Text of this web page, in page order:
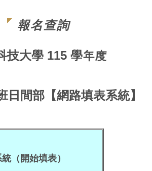
報名查詢
技大學 115 學年度
日間部【網路填表系統】
（開始填表）